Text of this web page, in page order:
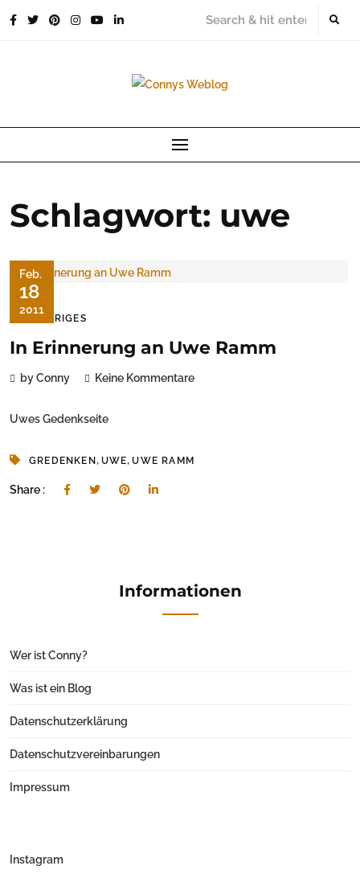
Schlagwort: uwe
Feb.
18
2011
TRAURIGES
In Erinnerung an Uwe Ramm
by Conny Keine Kommentare
Uwes Gedenkseite
GREDENKEN, UWE,UWE RAMM
Share :
Informationen
Wer ist Conny?
Was ist ein Blog
Datenschutzerklärung
Datenschutzvereinbarungen
Impressum
Instagram